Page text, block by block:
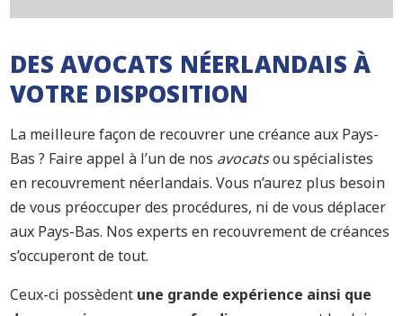
DES AVOCATS NÉERLANDAIS À
VOTRE DISPOSITION
La meilleure façon de recouvrer une créance aux Pays-
Bas ? Faire appel à l’un de nos avocatsou spécialistes
en recouvrement néerlandais. Vous n’aurez plus besoin
de vous préoccuper des procédures, ni de vous déplacer
aux Pays-Bas. Nos experts en recouvrement de créances
s’occuperont de tout.
Ceux-ci possèdent une grande expérience ainsi que